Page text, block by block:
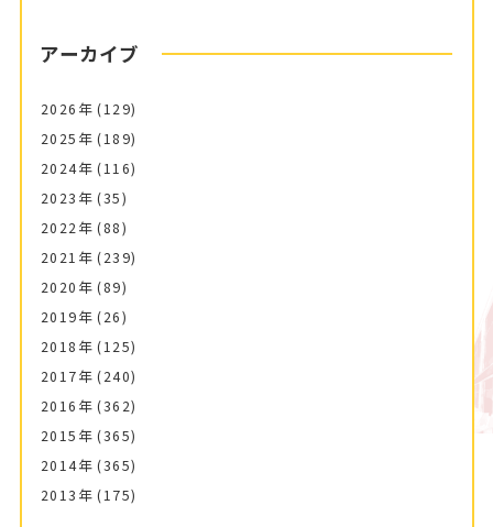
アーカイブ
2026年 (129)
2025年 (189)
2024年 (116)
2023年 (35)
2022年 (88)
2021年 (239)
2020年 (89)
2019年 (26)
2018年 (125)
2017年 (240)
2016年 (362)
2015年 (365)
2014年 (365)
2013年 (175)